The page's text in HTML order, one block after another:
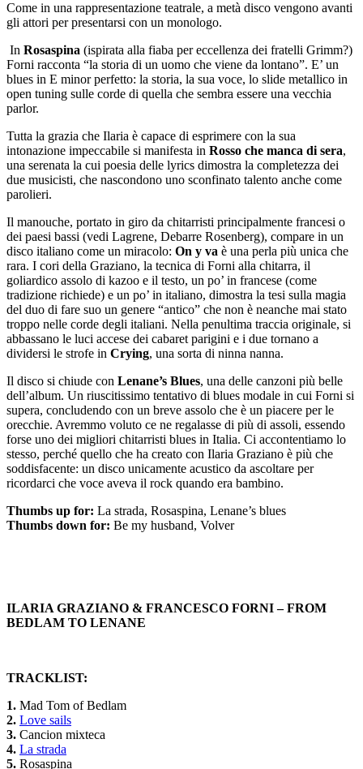
Come in una rappresentazione teatrale, a metà disco vengono avanti
gli attori per presentarsi con un monologo.
In Rosaspina (ispirata alla fiaba per eccellenza dei fratelli Grimm?)
Forni racconta “la storia di un uomo che viene da lontano”. E’ un
blues in E minor perfetto: la storia, la sua voce, lo slide metallico in
open tuning sulle corde di quella che sembra essere una vecchia
parlor.
Tutta la grazia che Ilaria è capace di esprimere con la sua
intonazione impeccabile si manifesta in Rosso che manca di sera,
una serenata la cui poesia delle lyrics dimostra la completezza dei
due musicisti, che nascondono uno sconfinato talento anche come
parolieri.
Il manouche, portato in giro da chitarristi principalmente francesi o
dei paesi bassi (vedi Lagrene, Debarre Rosenberg), compare in un
disco italiano come un miracolo: On y va è una perla più unica che
rara. I cori della Graziano, la tecnica di Forni alla chitarra, il
goliardico assolo di kazoo e il testo, un po’ in francese (come
tradizione richiede) e un po’ in italiano, dimostra la tesi sulla magia
del duo di fare suo un genere “antico” che non è neanche mai stato
troppo nelle corde degli italiani. Nella penultima traccia originale, si
abbassano le luci accese dei cabaret parigini e i due tornano a
dividersi le strofe in Crying, una sorta di ninna nanna.
Il disco si chiude con Lenane’s Blues, una delle canzoni più belle
dell’album. Un riuscitissimo tentativo di blues modale in cui Forni si
supera, concludendo con un breve assolo che è un piacere per le
orecchie. Avremmo voluto ce ne regalasse di più di assoli, essendo
forse uno dei migliori chitarristi blues in Italia. Ci accontentiamo lo
stesso, perché quello che ha creato con Ilaria Graziano è più che
soddisfacente: un disco unicamente acustico da ascoltare per
ricordarci che voce aveva il rock quando era bambino.
Thumbs up for: La strada, Rosaspina, Lenane’s blues
Thumbs down for: Be my husband, Volver
ILARIA GRAZIANO & FRANCESCO FORNI – FROM
BEDLAM TO LENANE
TRACKLIST:
1. Mad Tom of Bedlam
2. Love sails
3. Cancion mixteca
4. La strada
5. Rosaspina